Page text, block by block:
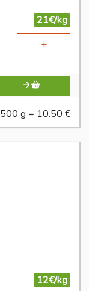
21€/kg
+
500 g = 10.50 €
12€/kg